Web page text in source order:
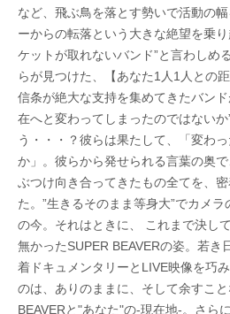
など、飛ぶ鳥を落とす勢いで活動の
ーからの転落という大きな絶望を乗
ケットが取れないバンド”と言わしめ
らが見つけた、【あなた1人1人との
信条が絶大な支持を集めてきたバン
在へと変わってしまったのではない
う・・・？彼らは果たして、「変わ
か」。彼らから発せられる言葉の奥
ぶつけ向き合ってきたもの全てを、
た。”生きるそのまま等身大”でカメ
の今。それはときに、 これまで決し
無かったSUPER BEAVERの姿。若き
着ドキュメンタリーとLIVE映像を巧
のは、ありのままに、そして余すこ
BEAVERと"あなた"の-現在地-。さら